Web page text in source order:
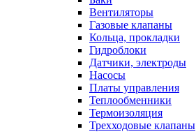
Вентиляторы
Газовые клапаны
Кольца, прокладки
Гидроблоки
Датчики, электроды
Насосы
Платы управления
Теплообменники
Термоизоляция
Трехходовые клапаны